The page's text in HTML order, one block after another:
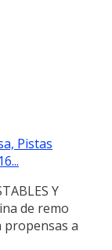
Pistas
Y
de remo
a